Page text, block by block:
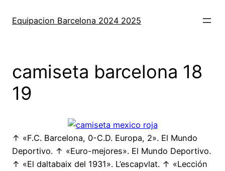
Equipacion Barcelona 2024 2025
camiseta barcelona 18
19
↑ «F.C. Barcelona, 0-C.D. Europa, 2». El Mundo
Deportivo. ↑ «Euro-mejores». El Mundo Deportivo.
↑ «El daltabaix del 1931». L’escapvlat. ↑ «Lección